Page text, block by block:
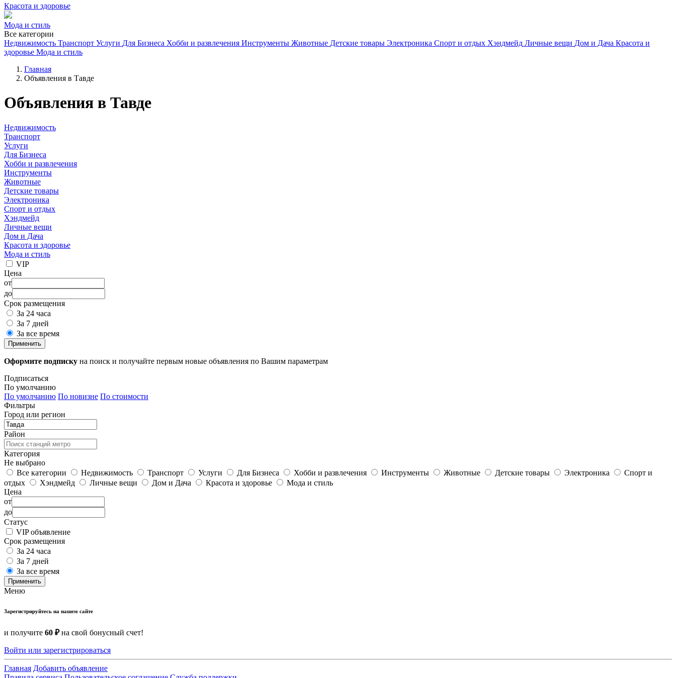
Красота и здоровье
Мода и стиль
Все категории
Недвижимость Транспорт Услуги Для Бизнеса Хобби и развлечения Инструменты Животные Детские товары Электроника Спорт и отдых Хэндмейд Личные вещи Дом и Дача Красота и
здоровье Мода и стиль
Главная
Объявления в Тавде
Объявления в Тавде
Недвижимость
Транспорт
Услуги
Для Бизнеса
Хобби и развлечения
Инструменты
Животные
Детские товары
Электроника
Спорт и отдых
Хэндмейд
Личные вещи
Дом и Дача
Красота и здоровье
Мода и стиль
VIP
Цена
от
до
Срок размещения
За 24 часа
За 7 дней
За все время
Применить
Оформите подписку на поиск и получайте первым новые объявления по Вашим параметрам
Подписаться
По умолчанию
По умолчанию По новизне По стоимости
Фильтры
Город или регион
Район
Категория
Не выбрано
Все категории
Недвижимость Транспорт Услуги Для Бизнеса Хобби и развлечения Инструменты Животные Детские товары Электроника
Спорт и
отдых
Хэндмейд Личные вещи Дом и Дача Красота и здоровье
Мода и стиль
Цена
от
до
Статус
VIP объявление
Срок размещения
За 24 часа
За 7 дней
За все время
Применить
Меню
Зарегистрируйтесь на нашем сайте
и получите 60 ₽на свой бонусный счет!
Войти или зарегистрироваться
Главная Добавить объявление